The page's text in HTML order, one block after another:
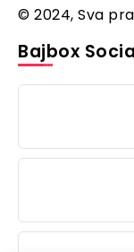
© 2024, Sva
Bajbox